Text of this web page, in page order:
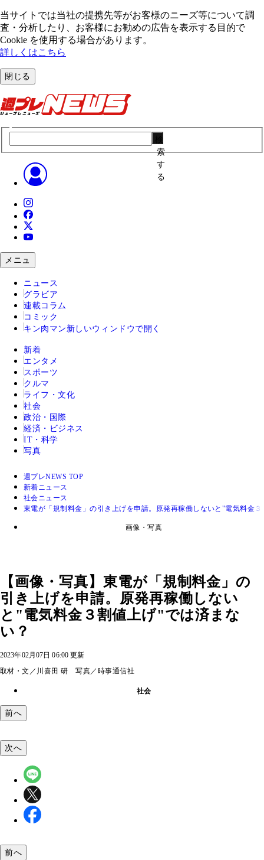
当サイトでは当社の提携先等がお客様のニーズ等について調
査・分析したり、お客様にお勧めの広告を表⽰する⽬的で
Cookie を使⽤する場合があります。
詳しくはこちら
閉じる
索
す
る
メニュ
ニュース
グラビア
連載コラム
コミック
キン肉マン 新しいウィンドウで開く
新着
エンタメ
スポーツ
クルマ
ライフ・文化
社会
政治・国際
経済・ビジネス
IT・科学
写真
週プレNEWS TOP
新着ニュース
社会ニュース
東電が「規制料金」の引き上げを申請。原発再稼働しないと"電気料金
画像・写真
【画像・写真】東電が「規制料金」の
引き上げを申請。原発再稼働しない
と"電気料金３割値上げ"では済まな
い？
2023年02月07日 06:00 更新
取材・文／川喜田 研 写真／時事通信社
社会
前へ
次へ
前へ